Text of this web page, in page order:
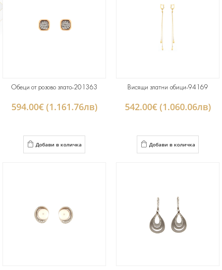
Обеци от розово злато-201363
594.00€ (1.161.76лв)
Добави в количка
Висящи златни обици-94169
542.00€ (1.060.06лв)
Добави в количка